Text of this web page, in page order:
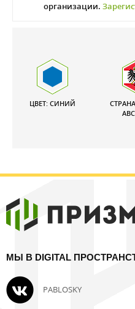
организации.
ЦВЕТ: СИНИЙ
МЫ В DIGITAL
PABLOSKY